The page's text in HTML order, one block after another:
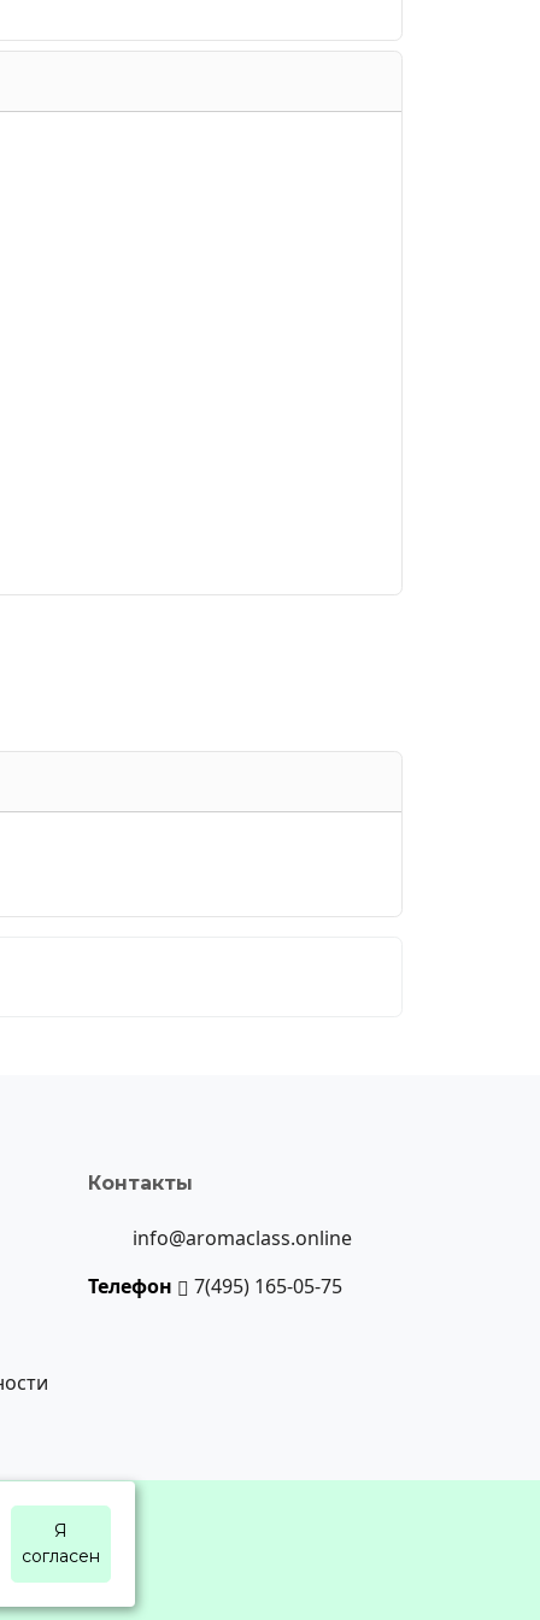
Контакты
info@aromaclass.online
Телефон
7(495) 165-05-75
Я
согласен